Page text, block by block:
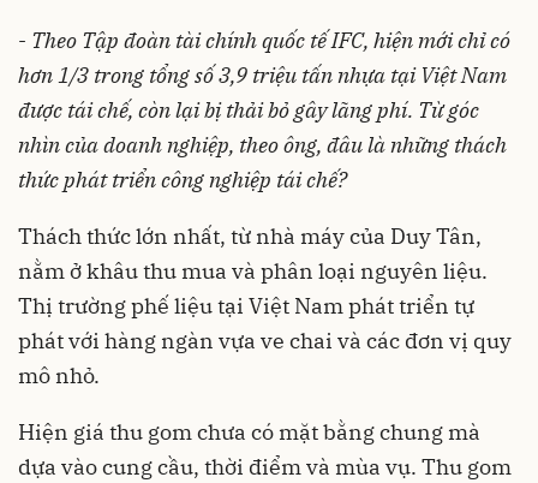
- Theo Tập đoàn tài chính quốc tế IFC, hiện mới chỉ có
hơn 1/3 trong tổng số 3,9 triệu tấn nhựa tại Việt Nam
được tái chế, còn lại bị thải bỏ gây lãng phí. Từ góc
nhìn của doanh nghiệp, theo ông, đâu là những thách
thức phát triển công nghiệp tái chế?
Thách thức lớn nhất, từ nhà máy của Duy Tân,
nằm ở khâu thu mua và phân loại nguyên liệu.
Thị trường phế liệu tại Việt Nam phát triển tự
phát với hàng ngàn vựa ve chai và các đơn vị quy
mô nhỏ.
Hiện giá thu gom chưa có mặt bằng chung mà
dựa vào cung cầu, thời điểm và mùa vụ. Thu gom